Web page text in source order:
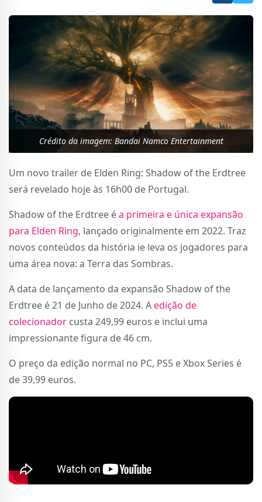
Crédito da imagem: Bandai Namco Entertainment
Um novo trailer de Elden Ring: Shadow of the Erdtree
será revelado hoje às 16h00 de Portugal.
Shadow of the Erdtree éa primeira e única expansão
para Elden Ring, lançado originalmente em 2022. Traz
novos conteúdos da história ie leva os jogadores para
uma área nova: a Terra das Sombras.
A data de lançamento da expansão Shadow of the
Erdtree é 21 de Junho de 2024. A edição de
colecionador custa 249,99 euros e inclui uma
impressionante figura de 46 cm.
O preço da edição normal no PC, PS5 e Xbox Series é
de 39,99 euros.